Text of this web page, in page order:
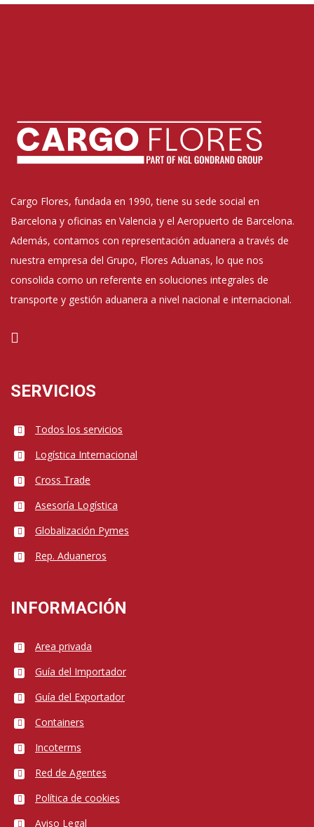
Cargo Flores, fundada en 1990, tiene su sede social en
Barcelona y oficinas en Valencia y el Aeropuerto de Barcelona.
Además, contamos con representación aduanera a través de
nuestra empresa del Grupo, Flores Aduanas, lo que nos
consolida como un referente en soluciones integrales de
transporte y gestión aduanera a nivel nacional e internacional.
SERVICIOS
Todos los servicios
Logística Internacional
Cross Trade
Asesoría Logística
Globalización Pymes
Rep. Aduaneros
INFORMACIÓN
Area privada
Guía del Importador
Guía del Exportador
Containers
Incoterms
Red de Agentes
Política de cookies
Aviso Legal